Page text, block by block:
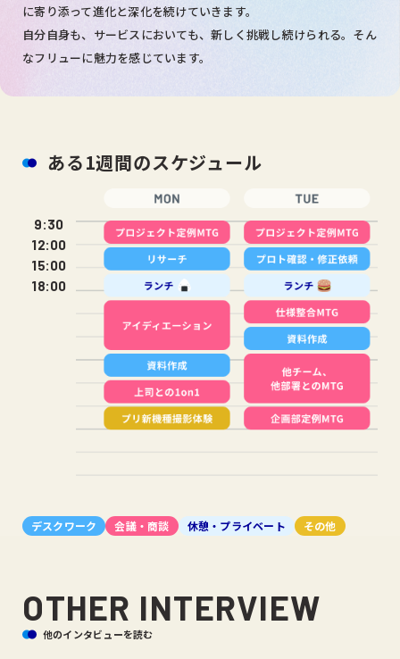
に寄り添って進化と深化を続けていきます。
自分自身も、サービスにおいても、新しく挑戦し続けられる。そん
なフリューに魅力を感じています。
ある1週間のスケジュール
9:30
12:00
15:00
18:00
デスクワーク 会議・商談 休憩・プライベート その他
OTHER INTERVIEW
他のインタビューを読む